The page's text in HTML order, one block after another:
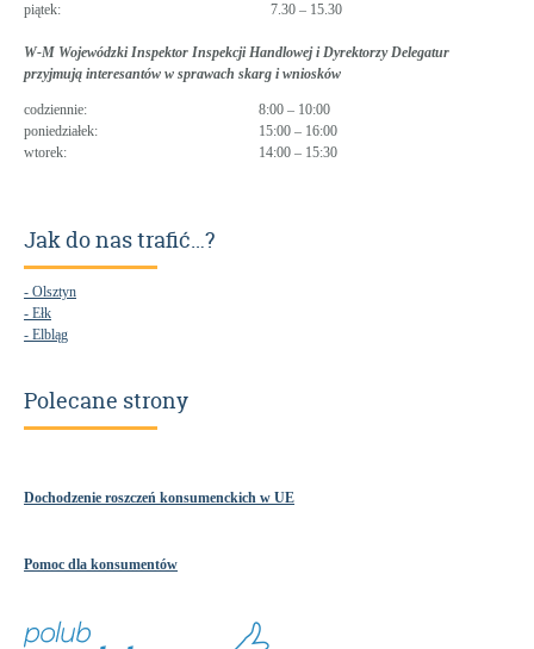
piątek:
7.30 – 15.30
W-M Wojewódzki Inspektor Inspekcji Handlowej i Dyrektorzy Delegatur
przyjmują interesantów w sprawach skarg i wniosków
codziennie:
8:00 – 10:00
poniedziałek:
15:00 – 16:00
wtorek:
14:00 – 15:30
Jak do nas trafić…?
- Olsztyn
- Ełk
- Elbląg
Polecane strony
Dochodzenie roszczeń konsumenckich w UE
Pomoc dla konsumentów